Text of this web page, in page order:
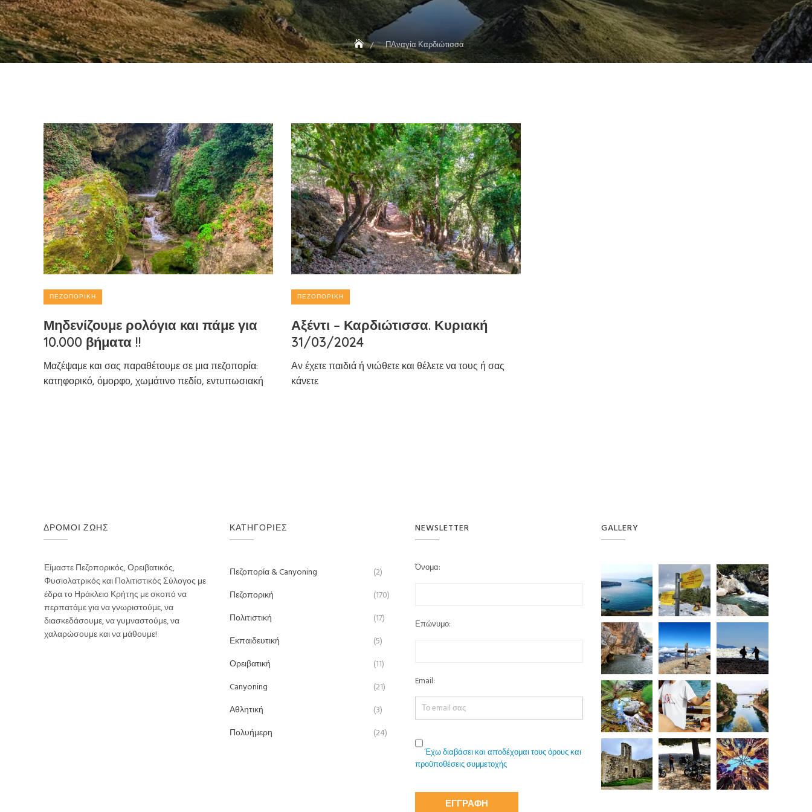
ΠΑναγία Καρδιώτισσα
ΠΕΖΟΠΟΡΙΚΉ
Μηδενίζουμε ρολόγια και πάμε για
10.000 βήματα !!
Μαζέψαμε και σας παραθέτουμε σε μια πεζοπορία:
κατηφορικό, όμορφο, χωμάτινο πεδίο, εντυπωσιακή
ΠΕΖΟΠΟΡΙΚΉ
Αξέντι – Καρδιώτισσα. Κυριακή
31/03/2024
Αν έχετε παιδιά ή νιώθετε και θέλετε να τους ή σας
κάνετε
ΔΡΌΜΟΙ ΖΩΉΣ
Είμαστε Πεζοπορικός, Ορειβατικός,
Φυσιολατρικός και Πολιτιστικός Σύλογος με
έδρα το Ηράκλειο Κρήτης με σκοπό να
περπατάμε για να γνωριστούμε, να
διασκεδάσουμε, να γυμναστούμε, να
χαλαρώσουμε και να μάθουμε!
ΚΑΤΗΓΟΡΊΕΣ
Πεζοπορία & Canyoning
(2)
Πεζοπορική
(170)
Πολιτιστική
(17)
Εκπαιδευτική
(5)
Ορειβατική
(11)
Canyoning
(21)
Αθλητική
(3)
Πολυήμερη
(24)
NEWSLETTER
Όνομα:
Επώνυμο:
Email:
Έχω διαβάσει και αποδέχομαι τους όρους και
προϋποθέσεις συμμετοχής
GALLERY